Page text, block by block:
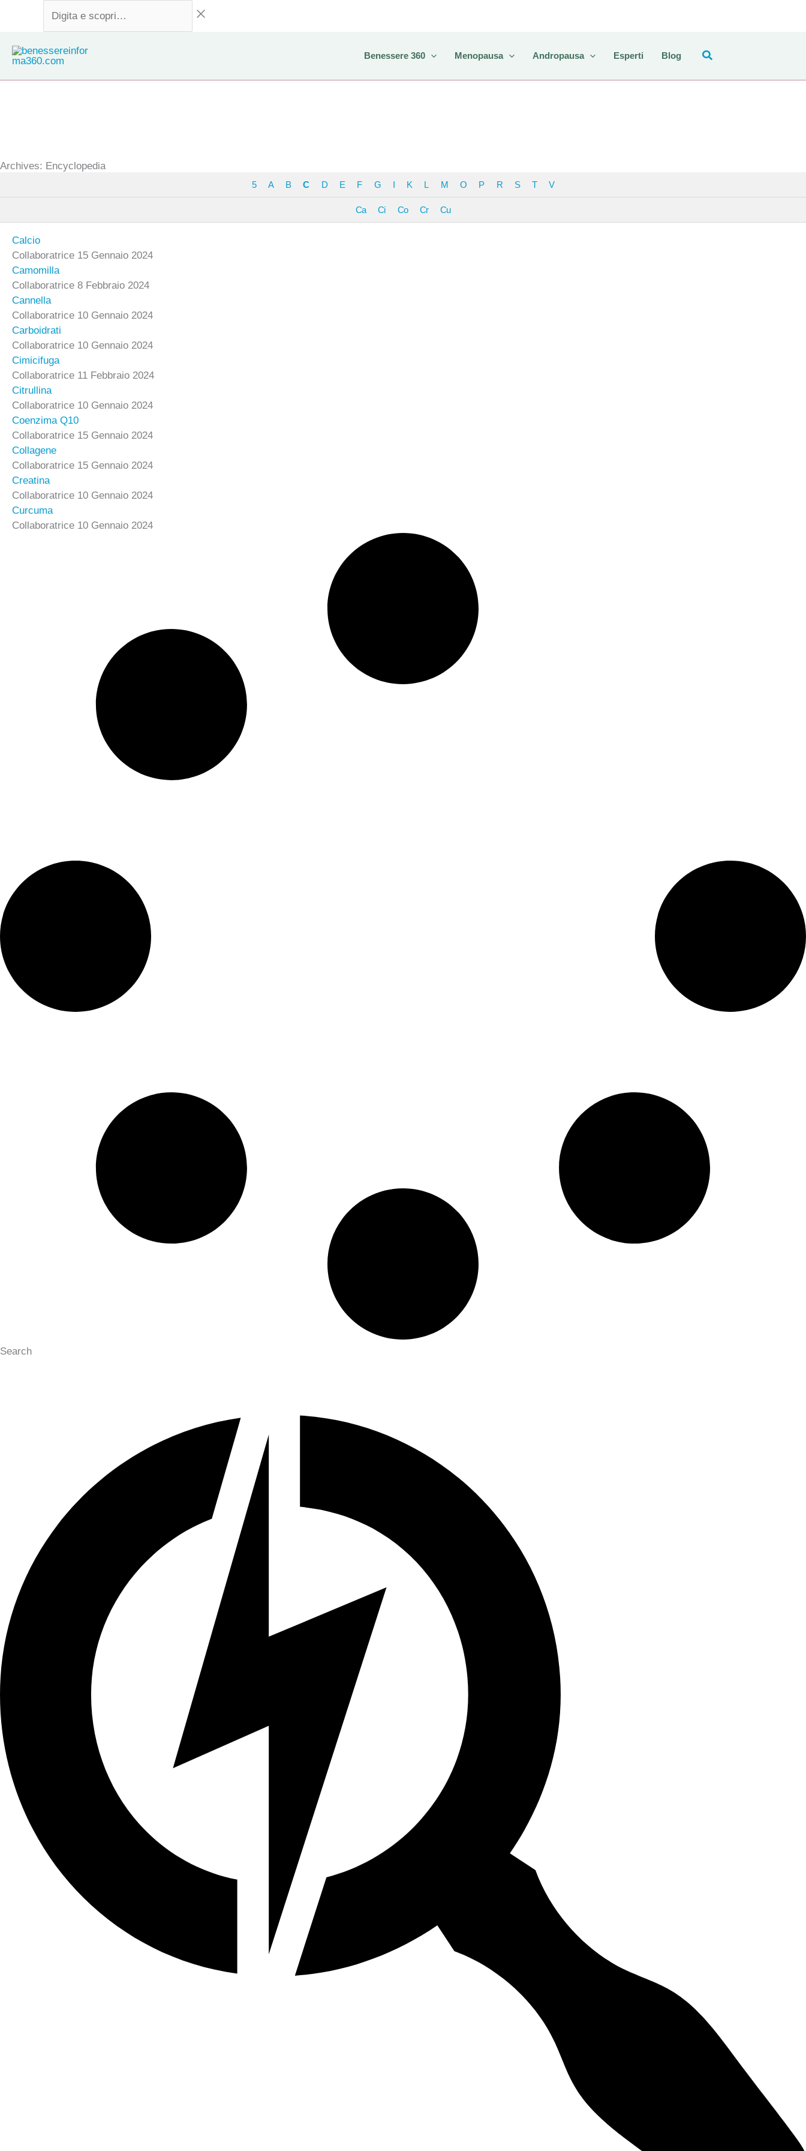
Benessere 360 Menopausa Andropausa Esperti Blog
Archives: Encyclopedia
5 A B C D E F G I K L M O P R S T V
Ca Ci Co Cr Cu
Calcio
Collaboratrice 15 Gennaio 2024
Camomilla
Collaboratrice 8 Febbraio 2024
Cannella
Collaboratrice 10 Gennaio 2024
Carboidrati
Collaboratrice 10 Gennaio 2024
Cimicifuga
Collaboratrice 11 Febbraio 2024
Citrullina
Collaboratrice 10 Gennaio 2024
Coenzima Q10
Collaboratrice 15 Gennaio 2024
Collagene
Collaboratrice 15 Gennaio 2024
Creatina
Collaboratrice 10 Gennaio 2024
Curcuma
Collaboratrice 10 Gennaio 2024
Search